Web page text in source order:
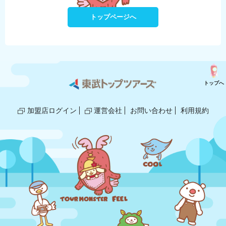
トップページへ
加盟店ログイン 運営会社 お問い合わせ 利用規約
トップへ